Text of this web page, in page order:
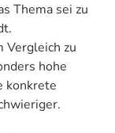
Thema sei zu
Vergleich zu
hohe
konkrete